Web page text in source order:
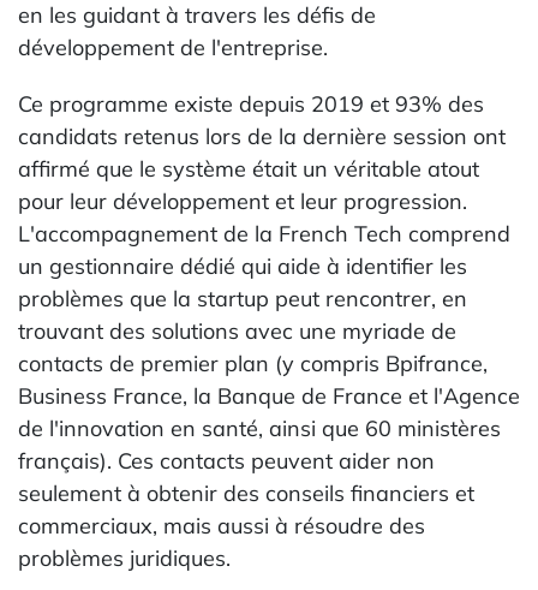
en les guidant à travers les défis de
développement de l'entreprise.
Ce programme existe depuis 2019 et 93% des
candidats retenus lors de la dernière session ont
affirmé que le système était un véritable atout
pour leur développement et leur progression.
L'accompagnement de la French Tech comprend
un gestionnaire dédié qui aide à identifier les
problèmes que la startup peut rencontrer, en
trouvant des solutions avec une myriade de
contacts de premier plan (y compris Bpifrance,
Business France, la Banque de France et l'Agence
de l'innovation en santé, ainsi que 60 ministères
français). Ces contacts peuvent aider non
seulement à obtenir des conseils financiers et
commerciaux, mais aussi à résoudre des
problèmes juridiques.